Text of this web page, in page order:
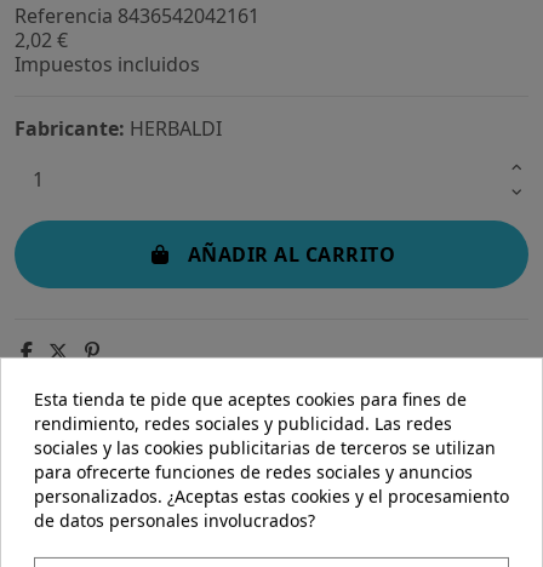
Referencia 8436542042161
2,02 €
Impuestos incluidos
Fabricante: HERBALDI
AÑADIR AL CARRITO
Descripción
Detalles del producto
Esta tienda te pide que aceptes cookies para fines de
rendimiento, redes sociales y publicidad. Las redes
sociales y las cookies publicitarias de terceros se utilizan
para ofrecerte funciones de redes sociales y anuncios
personalizados. ¿Aceptas estas cookies y el procesamiento
de datos personales involucrados?